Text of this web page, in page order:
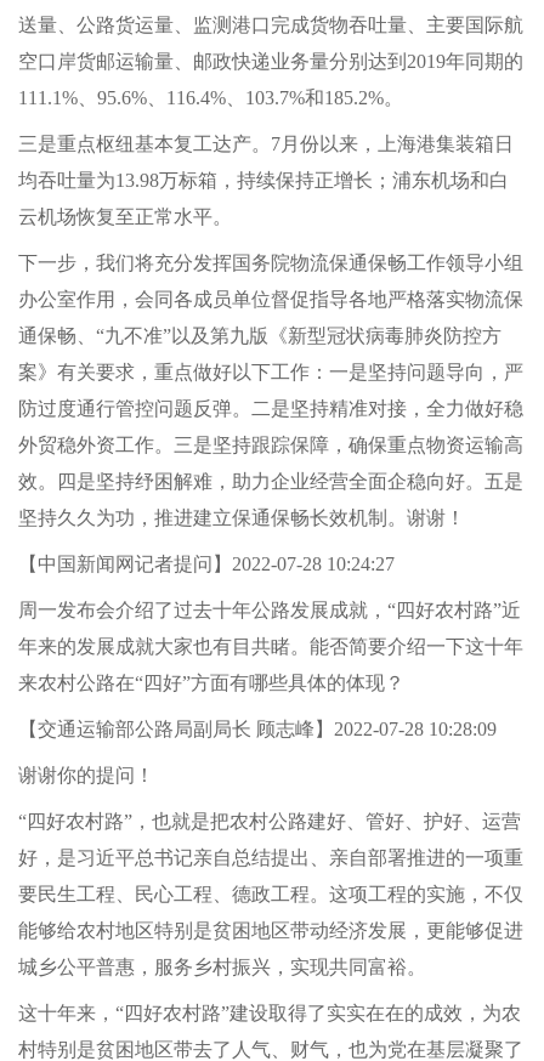
送量、公路货运量、监测港口完成货物吞吐量、主要国际航
空口岸货邮运输量、邮政快递业务量分别达到2019年同期的
111.1%、95.6%、116.4%、103.7%和185.2%。
三是重点枢纽基本复工达产。7月份以来，上海港集装箱日
均吞吐量为13.98万标箱，持续保持正增长；浦东机场和白
云机场恢复至正常水平。
下一步，我们将充分发挥国务院物流保通保畅工作领导小组
办公室作用，会同各成员单位督促指导各地严格落实物流保
通保畅、“九不准”以及第九版《新型冠状病毒肺炎防控方
案》有关要求，重点做好以下工作：一是坚持问题导向，严
防过度通行管控问题反弹。二是坚持精准对接，全力做好稳
外贸稳外资工作。三是坚持跟踪保障，确保重点物资运输高
效。四是坚持纾困解难，助力企业经营全面企稳向好。五是
坚持久久为功，推进建立保通保畅长效机制。谢谢！
【中国新闻网记者提问】2022-07-28 10:24:27
周一发布会介绍了过去十年公路发展成就，“四好农村路”近
年来的发展成就大家也有目共睹。能否简要介绍一下这十年
来农村公路在“四好”方面有哪些具体的体现？
【交通运输部公路局副局长 顾志峰】2022-07-28 10:28:09
谢谢你的提问！
“四好农村路”，也就是把农村公路建好、管好、护好、运营
好，是习近平总书记亲自总结提出、亲自部署推进的一项重
要民生工程、民心工程、德政工程。这项工程的实施，不仅
能够给农村地区特别是贫困地区带动经济发展，更能够促进
城乡公平普惠，服务乡村振兴，实现共同富裕。
这十年来，“四好农村路”建设取得了实实在在的成效，为农
村特别是贫困地区带去了人气、财气，也为党在基层凝聚了